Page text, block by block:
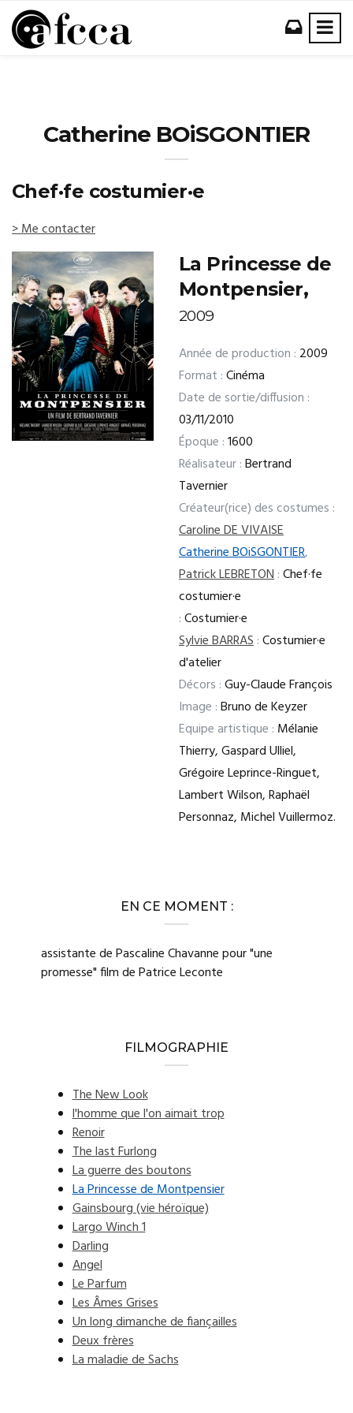
Catherine BOiSGONTIER
Chef·fe costumier·e
> Me contacter
La Princesse de
Montpensier,
2009
Année de production : 2009
Format :Cinéma
Date de sortie/diffusion :
03/11/2010
Époque :1600
Réalisateur :Bertrand
Tavernier
Créateur(rice) des costumes :
Caroline DE VIVAISE
Catherine BOiSGONTIER,
Patrick LEBRETON:Chef·fe
costumier·e
:Costumier·e
Sylvie BARRAS:Costumier·e
d'atelier
Décors :Guy-Claude François
Image :Bruno de Keyzer
Equipe artistique : Mélanie
Thierry, Gaspard Ulliel,
Grégoire Leprince-Ringuet,
Lambert Wilson, Raphaël
Personnaz, Michel Vuillermoz.
EN CE MOMENT :
assistante de Pascaline Chavanne pour "une
promesse" film de Patrice Leconte
FILMOGRAPHIE
The New Look
l'homme que l'on aimait trop
Renoir
The last Furlong
La guerre des boutons
La Princesse de Montpensier
Gainsbourg (vie héroïque)
Largo Winch 1
Darling
Angel
Le Parfum
Les Âmes Grises
Un long dimanche de fiançailles
Deux frères
La maladie de Sachs